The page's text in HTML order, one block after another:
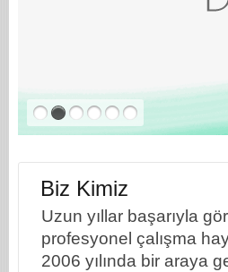
Biz Kimiz
Uzun yıllar başarıyla
profesyonel çalışma
2006 yılında bir araya